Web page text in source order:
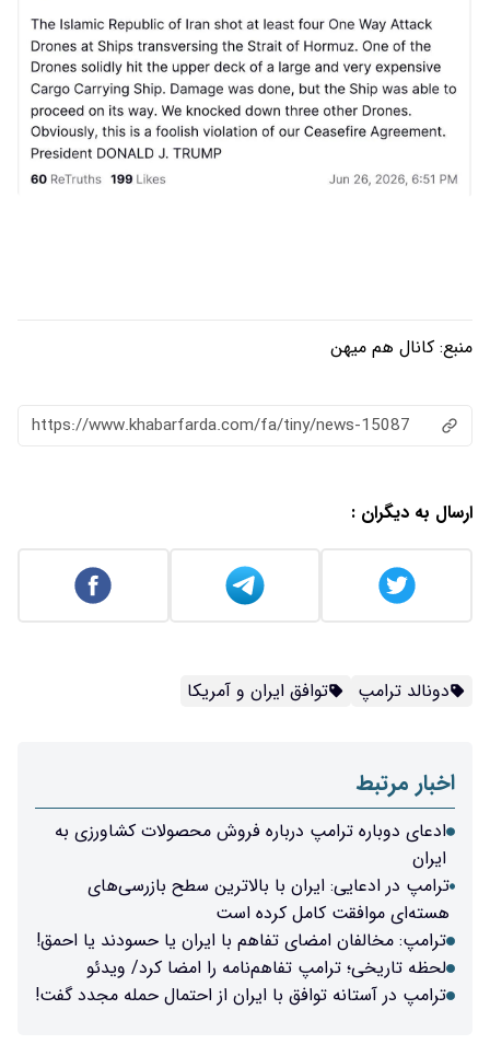
منبع: کانال هم میهن
https://www.khabarfarda.com/fa/tiny/news-15087
ارسال به دیگران :
دونالد ترامپ توافق ایران و آمریکا
اخبار مرتبط
ادعای دوباره ترامپ درباره فروش محصولات کشاورزی به
ایران
ترامپ در ادعایی: ایران با بالاترین سطح بازرسی‌های
هسته‌ای موافقت کامل کرده است
ترامپ: مخالفان امضای تفاهم با ایران یا حسودند یا احمق!
لحظه تاریخی؛ ترامپ تفاهم‌نامه را امضا کرد/ ویدئو
ترامپ در آستانه توافق با ایران از احتمال حمله مجدد گفت!